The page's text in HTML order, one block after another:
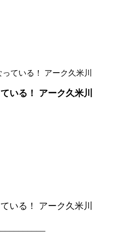
ている！ アーク久米川
いる！ アーク久米川
いる！ アーク久米川